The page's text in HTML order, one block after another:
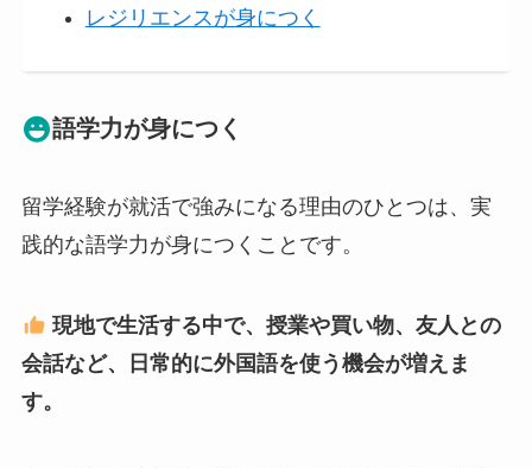
レジリエンスが身につく
語学力が身につく
留学経験が就活で強みになる理由のひとつは、実
践的な語学力が身につくことです。
現地で生活する中で、授業や買い物、友人との
会話など、日常的に外国語を使う機会が増えま
す。